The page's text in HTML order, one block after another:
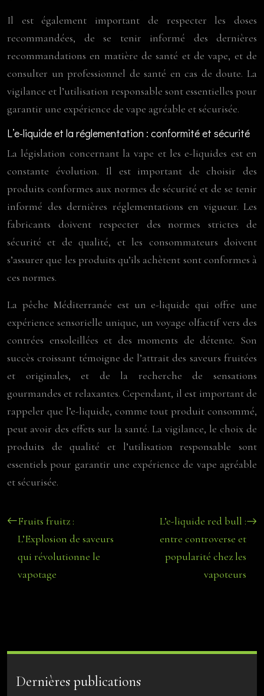
Il est également important de respecter les doses
recommandées, de se tenir informé des dernières
recommandations en matière de santé et de vape, et de
consulter un professionnel de santé en cas de doute. La
vigilance et l’utilisation responsable sont essentielles pour
garantir une expérience de vape agréable et sécurisée.
L’e-liquide et la réglementation : conformité et sécurité
La législation concernant la vape et les e-liquides est en
constante évolution. Il est important de choisir des
produits conformes aux normes de sécurité et de se tenir
informé des dernières réglementations en vigueur. Les
fabricants doivent respecter des normes strictes de
sécurité et de qualité, et les consommateurs doivent
s’assurer que les produits qu’ils achètent sont conformes à
ces normes.
La pêche Méditerranée est un e-liquide qui offre une
expérience sensorielle unique, un voyage olfactif vers des
contrées ensoleillées et des moments de détente. Son
succès croissant témoigne de l’attrait des saveurs fruitées
et originales, et de la recherche de sensations
gourmandes et relaxantes. Cependant, il est important de
rappeler que l’e-liquide, comme tout produit consommé,
peut avoir des effets sur la santé. La vigilance, le choix de
produits de qualité et l’utilisation responsable sont
essentiels pour garantir une expérience de vape agréable
et sécurisée.
Fruits fruitz :
L’Explosion de saveurs
qui révolutionne le
vapotage
L’e-liquide red bull :
entre controverse et
popularité chez les
vapoteurs
Dernières publications